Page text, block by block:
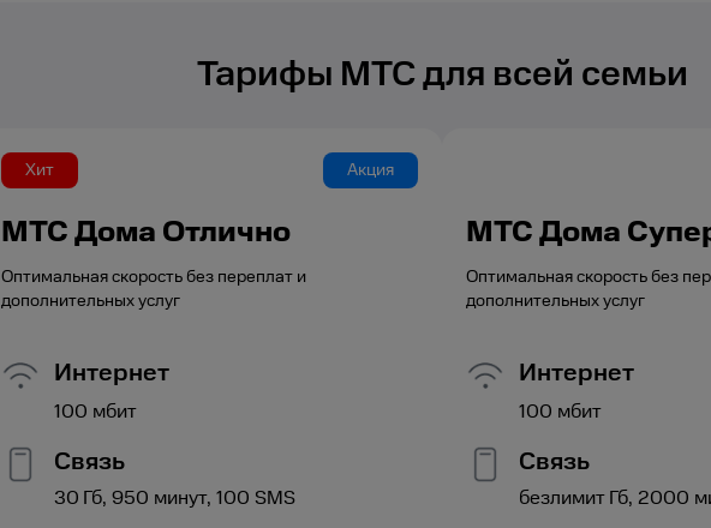
Тарифы МТС для всей семьи
Хит Акция
МТС Дома Отлично
Оптимальная скорость без переплат и
дополнительных услуг
Интернет
100 мбит
Связь
30 Гб, 950 минут, 100 SMS
МТС Дома
Оптимальная скорость без
дополнительных услуг
Интернет
100 мбит
Связь
безлимитГб, 2000